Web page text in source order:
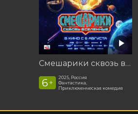
Смешарики сквозь вселенные
6 +
2025, Россия
Фантастика,
Приключенческая комедия